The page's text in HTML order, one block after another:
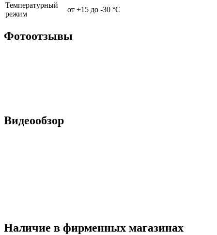
Температурный
режим
от +15 до -30 °С
Фотоотзывы
Видеообзор
Наличие в фирменных магазинах